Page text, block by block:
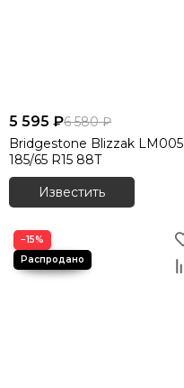
5 595 ₽6 580 ₽
Bridgestone Blizzak LM005
185/65 R15 88T
Известить
−15%